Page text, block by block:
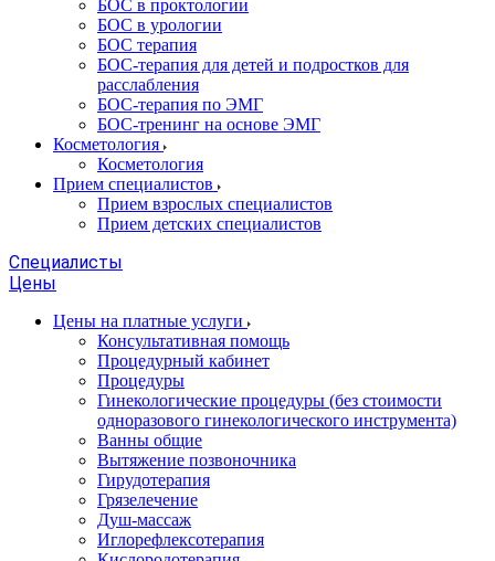
БОС в проктологии
БОС в урологии
БОС терапия
БОС-терапия для детей и подростков для
расслабления
БОС-терапия по ЭМГ
БОС-тренинг на основе ЭМГ
Косметология
Косметология
Прием специалистов
Прием взрослых специалистов
Прием детских специалистов
Специалисты
Цены
Цены на платные услуги
Консультативная помощь
Процедурный кабинет
Процедуры
Гинекологические процедуры (без стоимости
одноразового гинекологического инструмента)
Ванны общие
Вытяжение позвоночника
Гирудотерапия
Грязелечение
Душ-массаж
Иглорефлексотерапия